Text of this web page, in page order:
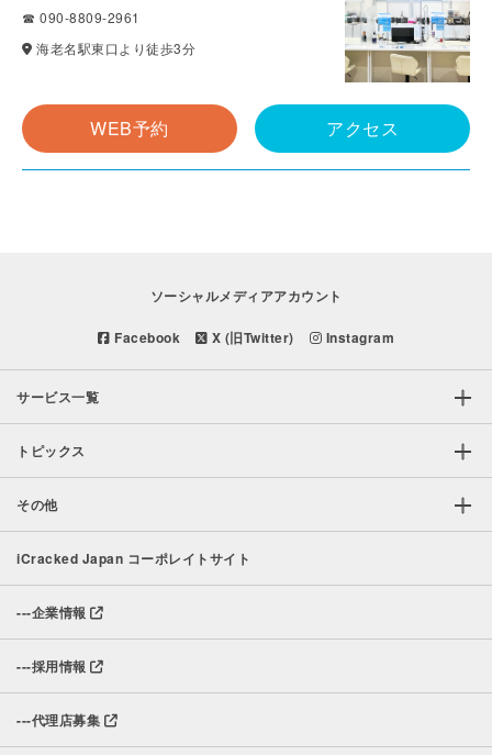
☎ 090-8809-2961
海老名駅東口より徒歩3分
WEB予約 アクセス
ソーシャルメディアアカウント
Facebook X (旧Twitter) Instagram
サービス一覧
トピックス
その他
iCracked Japan コーポレイトサイト
---企業情報
---採用情報
---代理店募集